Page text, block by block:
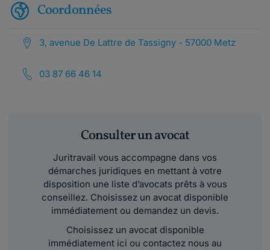
Coordonnées
3, avenue De Lattre de Tassigny - 57000 Metz
03 87 66 46 14
Consulter un avocat
Juritravail vous accompagne dans vos
démarches juridiques en mettant à votre
disposition une liste d’avocats prêts à vous
conseillez. Choisissez un avocat disponible
immédiatement ou demandez un devis.
Choisissez un avocat disponible
immédiatement ici ou contactez nous au